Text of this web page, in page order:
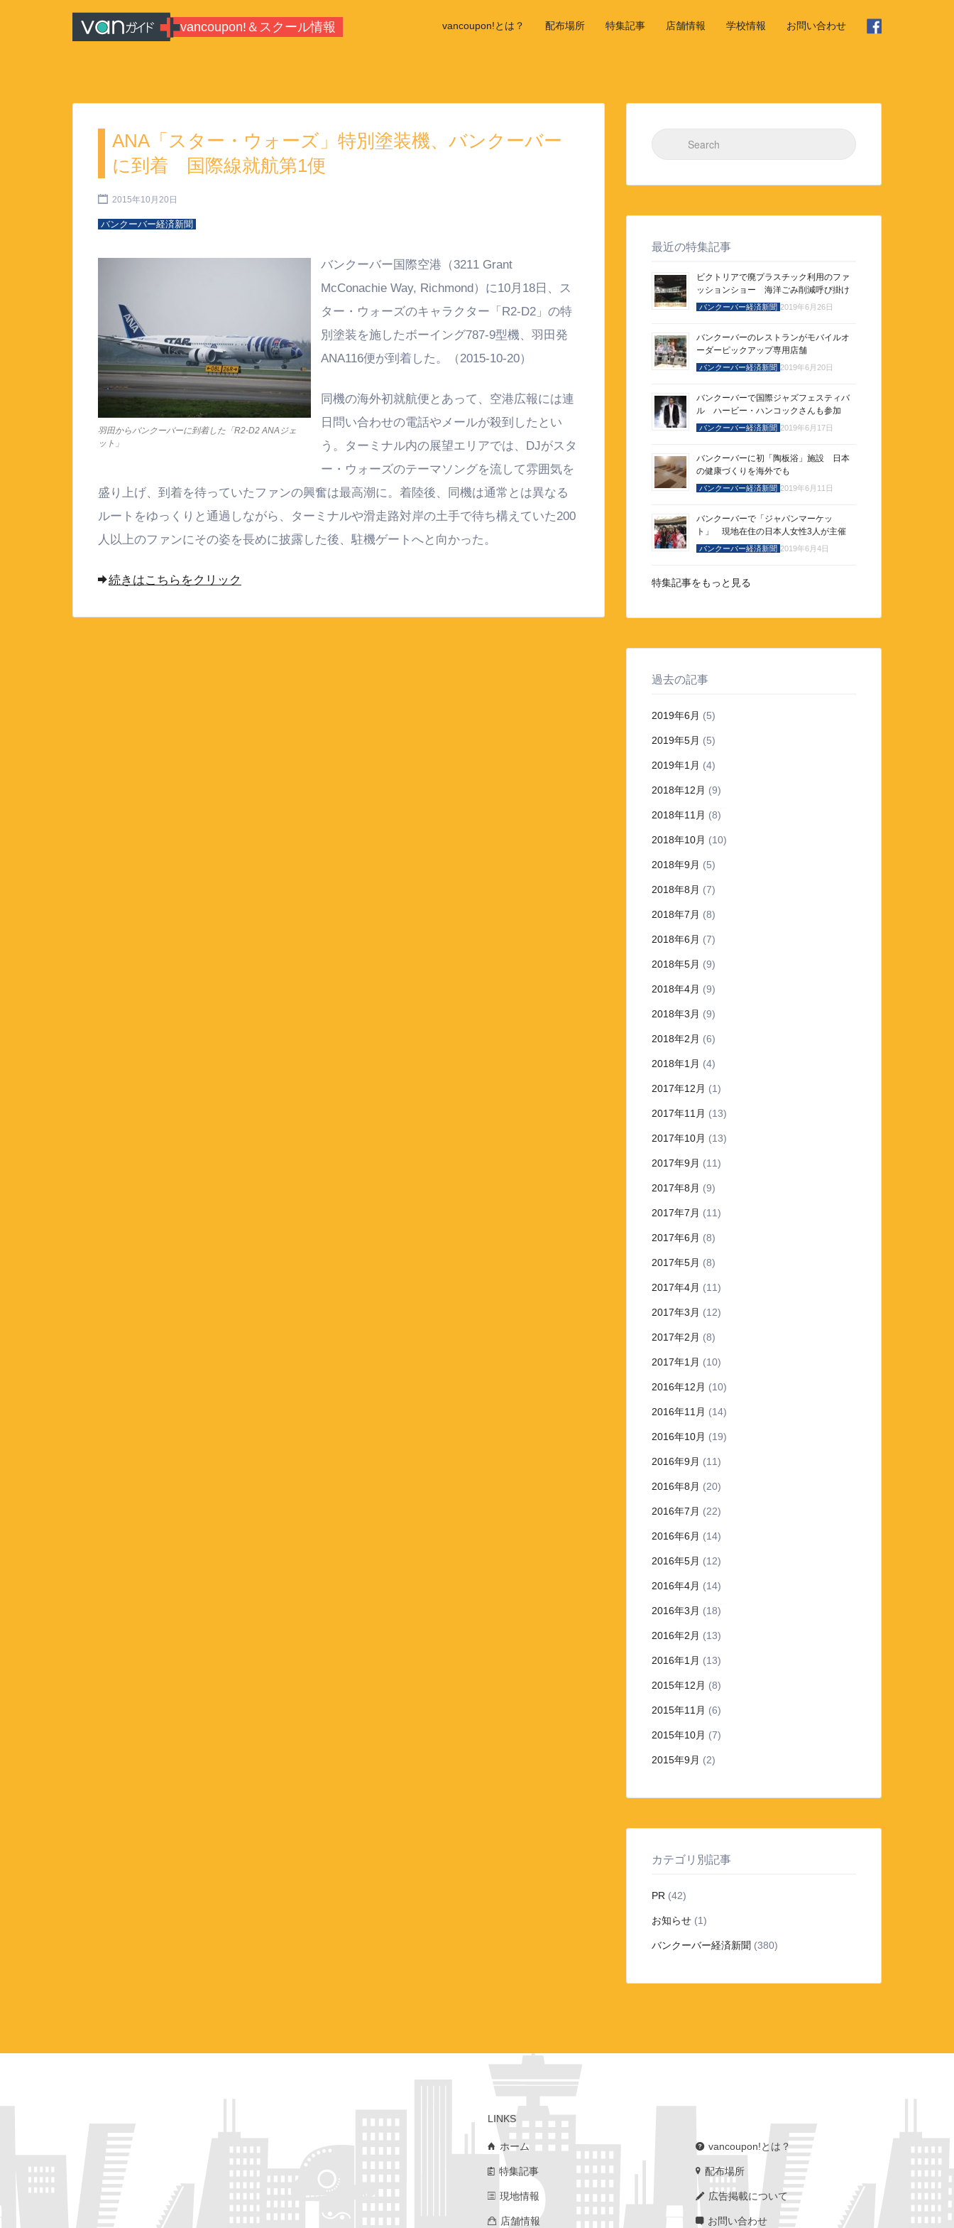
vancoupon!＆スクール情報 vancoupon!とは？ 配布場所 特集記事 店舗情報 学校情報 お問い合わせ
Search for:
ANA「スター・ウォーズ」特別塗装機、バンクーバー
に到着 国際線就航第1便
2015年10月20日
バンクーバー経済新聞
羽田からバンクーバーに到着した「R2-D2 ANAジェ
ット」
バンクーバー国際空港（3211 Grant
McConachie Way, Richmond）に10月18日、ス
ター・ウォーズのキャラクター「R2-D2」の特
別塗装を施したボーイング787-9型機、羽田発
ANA116便が到着した。（2015-10-20）
同機の海外初就航便とあって、空港広報には連
日問い合わせの電話やメールが殺到したとい
う。ターミナル内の展望エリアでは、DJがスタ
ー・ウォーズのテーマソングを流して雰囲気を
盛り上げ、到着を待っていたファンの興奮は最高潮に。着陸後、同機は通常とは異なる
ルートをゆっくりと通過しながら、ターミナルや滑走路対岸の土手で待ち構えていた200
人以上のファンにその姿を長めに披露した後、駐機ゲートへと向かった。
続きはこちらをクリック
Search for:
最近の特集記事
ビクトリアで廃プラスチック利用のファ
ッションショー 海洋ごみ削減呼び掛け
バンクーバー経済新聞 2019年6月26日
バンクーバーのレストランがモバイルオ
ーダーピックアップ専用店舗
バンクーバー経済新聞 2019年6月20日
バンクーバーで国際ジャズフェスティバ
ル ハービー・ハンコックさんも参加
バンクーバー経済新聞 2019年6月17日
バンクーバーに初「陶板浴」施設 日本
の健康づくりを海外でも
バンクーバー経済新聞 2019年6月11日
バンクーバーで「ジャパンマーケッ
ト」 現地在住の日本人女性3人が主催
バンクーバー経済新聞 2019年6月4日
特集記事をもっと見る
過去の記事
2019年6月 (5)
2019年5月 (5)
2019年1月 (4)
2018年12月 (9)
2018年11月 (8)
2018年10月 (10)
2018年9月 (5)
2018年8月 (7)
2018年7月 (8)
2018年6月 (7)
2018年5月 (9)
2018年4月 (9)
2018年3月 (9)
2018年2月 (6)
2018年1月 (4)
2017年12月 (1)
2017年11月 (13)
2017年10月 (13)
2017年9月 (11)
2017年8月 (9)
2017年7月 (11)
2017年6月 (8)
2017年5月 (8)
2017年4月 (11)
2017年3月 (12)
2017年2月 (8)
2017年1月 (10)
2016年12月 (10)
2016年11月 (14)
2016年10月 (19)
2016年9月 (11)
2016年8月 (20)
2016年7月 (22)
2016年6月 (14)
2016年5月 (12)
2016年4月 (14)
2016年3月 (18)
2016年2月 (13)
2016年1月 (13)
2015年12月 (8)
2015年11月 (6)
2015年10月 (7)
2015年9月 (2)
カテゴリ別記事
PR (42)
お知らせ (1)
バンクーバー経済新聞 (380)
LINKS
ホーム
特集記事
現地情報
店舗情報
vancoupon!とは？
配布場所
広告掲載について
お問い合わせ